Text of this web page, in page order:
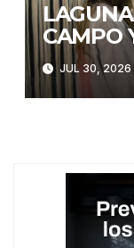
CAMPO
JUL 30, 2026